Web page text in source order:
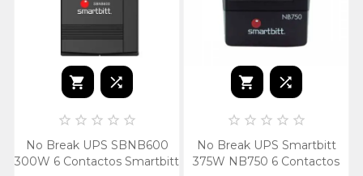
 
    
No Break UPS SBNB600
300W 6 Contactos Smartbitt
 
    
No Break UPS Smartbitt
375W NB750 6 Contactos